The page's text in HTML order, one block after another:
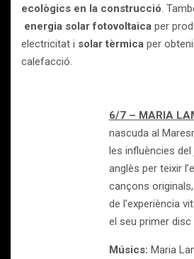
ecològics en la construcció.
energia solar fotovoltaica per
electricitat i solar tèrmica per
calefacció.
6/7 – MARIA
nascuda al
les influències
anglès per teixir
cançons
de l’experiència
el seu primer disc
Músics: Maria